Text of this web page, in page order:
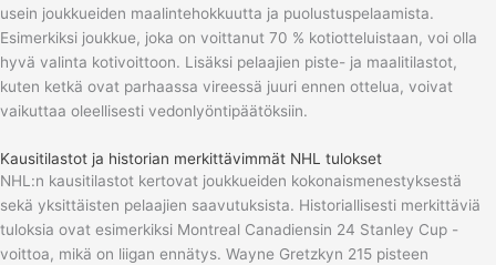
usein joukkueiden maalintehokkuutta ja puolustuspelaamista.
Esimerkiksi joukkue, joka on voittanut 70 % kotiotteluistaan, voi olla
hyvä valinta kotivoittoon. Lisäksi pelaajien piste- ja maalitilastot,
kuten ketkä ovat parhaassa vireessä juuri ennen ottelua, voivat
vaikuttaa oleellisesti vedonlyöntipäätöksiin.
Kausitilastot ja historian merkittävimmät NHL tulokset
NHL:n kausitilastot kertovat joukkueiden kokonaismenestyksestä
sekä yksittäisten pelaajien saavutuksista. Historiallisesti merkittäviä
tuloksia ovat esimerkiksi Montreal Canadiensin 24 Stanley Cup -
voittoa, mikä on liigan ennätys. Wayne Gretzkyn 215 pisteen